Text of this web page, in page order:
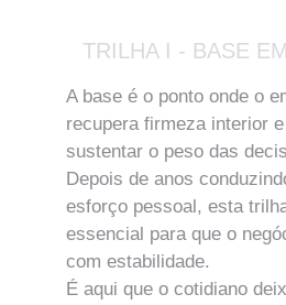
TRILHA I - BASE
A base é o ponto onde o
recupera firmeza interior
sustentar o peso das
Depois de anos
esforço pessoal, esta
essencial para que o
com estabilidade.
É aqui que o cotidiano